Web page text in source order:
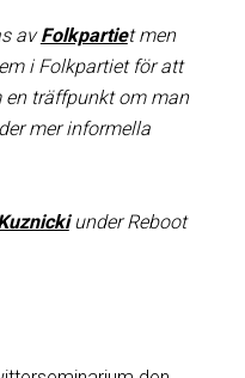
avFolkpartiet men
i Folkpartiet för att
en träffpunkt om man
mer informella
under Reboot